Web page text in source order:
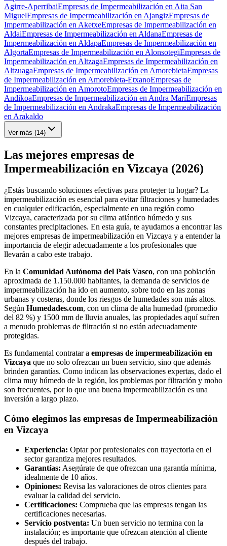
Agirre-AperribaiEmpresas de Impermeabilización en Aita San
MiguelEmpresas de Impermeabilización en AjangizEmpresas de
Impermeabilización en AketxeEmpresas de Impermeabilización en
AldaiEmpresas de Impermeabilización en AldanaEmpresas de
Impermeabilización en AldapaEmpresas de Impermeabilización en
AlgortaEmpresas de Impermeabilización en AlonsotegiEmpresas de
Impermeabilización en AltzagaEmpresas de Impermeabilización en
AltzuagaEmpresas de Impermeabilización en AmorebietaEmpresas
de Impermeabilización en Amorebieta-EtxanoEmpresas de
Impermeabilización en AmorotoEmpresas de Impermeabilización en
AndikoaEmpresas de Impermeabilización en Andra MariEmpresas
de Impermeabilización en AndrakaEmpresas de Impermeabilización
en Arakaldo
Ver más (14)
Las mejores empresas de
Impermeabilización en Vizcaya (2026)
¿Estás buscando soluciones efectivas para proteger tu hogar? La
impermeabilización es esencial para evitar filtraciones y humedades
en cualquier edificación, especialmente en una región como
Vizcaya, caracterizada por su clima atlántico húmedo y sus
constantes precipitaciones. En esta guía, te ayudamos a encontrar las
mejores empresas de impermeabilización en Vizcaya y a entender la
importancia de elegir adecuadamente a los profesionales que
llevarán a cabo este trabajo.
En la Comunidad Autónoma del País Vasco, con una población
aproximada de 1.150.000 habitantes, la demanda de servicios de
impermeabilización ha ido en aumento, sobre todo en las zonas
urbanas y costeras, donde los riesgos de humedades son más altos.
Según Humedades.com, con un clima de alta humedad (promedio
del 82 %) y 1500 mm de lluvia anuales, las propiedades aquí sufren
a menudo problemas de filtración si no están adecuadamente
protegidas.
Es fundamental contratar a empresas de impermeabilización en
Vizcaya que no solo ofrezcan un buen servicio, sino que además
brinden garantías. Como indican las observaciones expertas, dado el
clima muy húmedo de la región, los problemas por filtración y moho
son frecuentes, por lo que una buena impermeabilización es una
inversión a largo plazo.
Cómo elegimos las empresas de Impermeabilización
en Vizcaya
Experiencia: Optar por profesionales con trayectoria en el
sector garantiza mejores resultados.
Garantías: Asegúrate de que ofrezcan una garantía mínima,
idealmente de 10 años.
Opiniones: Revisa las valoraciones de otros clientes para
evaluar la calidad del servicio.
Certificaciones: Comprueba que las empresas tengan las
certificaciones necesarias.
Servicio postventa: Un buen servicio no termina con la
instalación; es importante que ofrezcan atención al cliente
después del trabajo.